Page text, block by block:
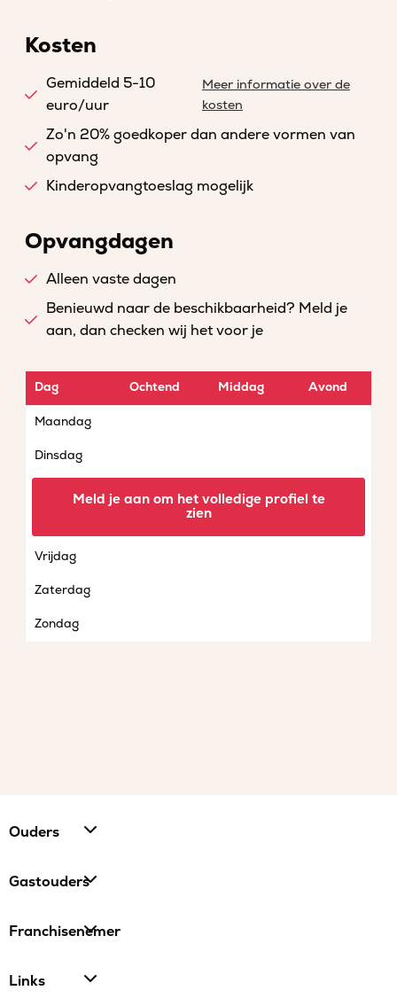
Kosten
Gemiddeld 5-10
euro/uur
Meer informatie over de
kosten
Zo'n 20% goedkoper dan andere vormen van
opvang
Kinderopvangtoeslag mogelijk
Opvangdagen
Alleen vaste dagen
Benieuwd naar de beschikbaarheid? Meld je
aan, dan checken wij het voor je
Dag Ochtend Middag Avond
Maandag
Dinsdag
Vrijdag
Zaterdag
Zondag
Meld je aan om het volledige profiel te
zien
Ouders
Gastouders
Franchisenemer
Links